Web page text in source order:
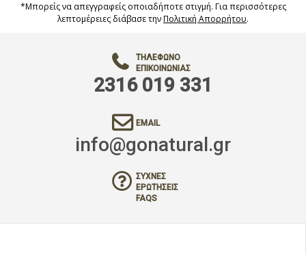
*Μπορείς να απεγγραφείς οποιαδήποτε στιγμή. Για περισσότερες
λεπτομέρειες διάβασε τηνΠολιτική Απορρήτου.
ΤΗΛΈΦΩΝΟ
ΕΠΙΚΟΙΝΩΝΊΑΣ
2316 019 331
EMAIL
info@gonatural.gr
ΣΥΧΝΈΣ
ΕΡΩΤΉΣΕΙΣ
FAQS